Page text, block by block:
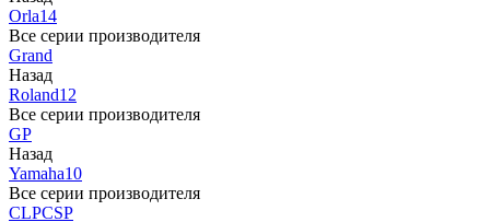
Orla14
Все серии производителя
Grand
Назад
Roland12
Все серии производителя
GP
Назад
Yamaha10
Все серии производителя
CLPCSP